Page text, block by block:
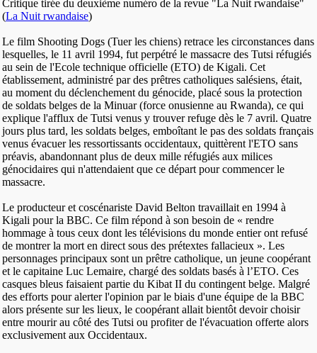
Critique tirée du deuxième numéro de la revue "La Nuit rwandaise"
(La Nuit rwandaise)
Le film Shooting Dogs (Tuer les chiens) retrace les circonstances dans
lesquelles, le 11 avril 1994, fut perpétré le massacre des Tutsi réfugiés
au sein de l'Ecole technique officielle (ETO) de Kigali. Cet
établissement, administré par des prêtres catholiques salésiens, était,
au moment du déclenchement du génocide, placé sous la protection
de soldats belges de la Minuar (force onusienne au Rwanda), ce qui
explique l'afflux de Tutsi venus y trouver refuge dès le 7 avril. Quatre
jours plus tard, les soldats belges, emboîtant le pas des soldats français
venus évacuer les ressortissants occidentaux, quittèrent l'ETO sans
préavis, abandonnant plus de deux mille réfugiés aux milices
génocidaires qui n'attendaient que ce départ pour commencer le
massacre.
Le producteur et coscénariste David Belton travaillait en 1994 à
Kigali pour la BBC. Ce film répond à son besoin de « rendre
hommage à tous ceux dont les télévisions du monde entier ont refusé
de montrer la mort en direct sous des prétextes fallacieux ». Les
personnages principaux sont un prêtre catholique, un jeune coopérant
et le capitaine Luc Lemaire, chargé des soldats basés à l’ETO. Ces
casques bleus faisaient partie du Kibat II du contingent belge. Malgré
des efforts pour alerter l'opinion par le biais d'une équipe de la BBC
alors présente sur les lieux, le coopérant allait bientôt devoir choisir
entre mourir au côté des Tutsi ou profiter de l'évacuation offerte alors
exclusivement aux Occidentaux.